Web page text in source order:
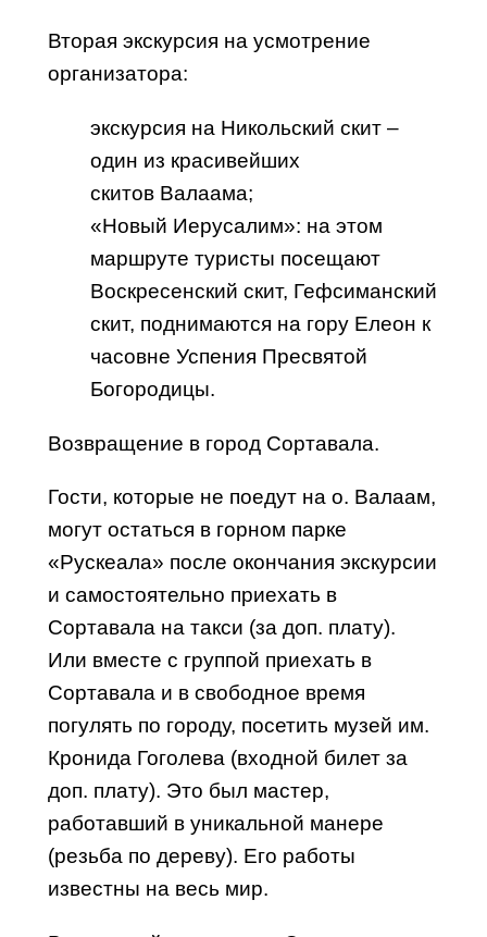
Вторая экскурсия на усмотрение
организатора:
экскурсия на Никольский скит –
один из красивейших
скитов Валаама;
«Новый Иерусалим»: на этом
маршруте туристы посещают
Воскресенский скит, Гефсиманский
скит, поднимаются на гору Елеон к
часовне Успения Пресвятой
Богородицы.
Возвращение в город Сортавала.
Гости, которые не поедут на о. Валаам,
могут остаться в горном парке
«Рускеала» после окончания экскурсии
и самостоятельно приехать в
Сортавала на такси (за доп. плату).
Или вместе с группой приехать в
Сортавала и в свободное время
погулять по городу, посетить музей им.
Кронида Гоголева (входной билет за
доп. плату). Это был мастер,
работавший в уникальной манере
(резьба по дереву). Его работы
известны на весь мир.